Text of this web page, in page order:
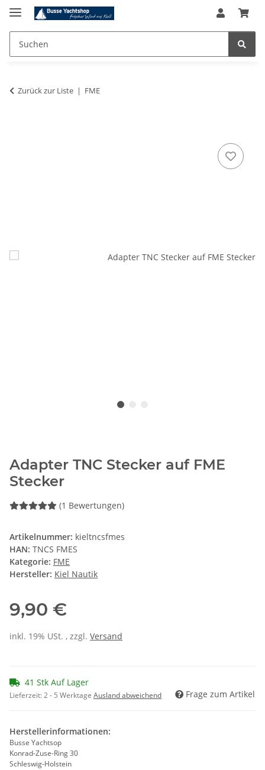
Zurück zur Liste FME
Adapter TNC Stecker auf FME
Stecker
(1 Bewertungen)
Artikelnummer: kieltncsfmes
HAN: TNCS FMES
Kategorie: FME
Hersteller: Kiel Nautik
9,90 €
inkl. 19% USt. , zzgl. Versand
41 Stk Auf Lager
Lieferzeit:2 - 5 Werktage Ausland abweichend Frage zum Artikel
Herstellerinformationen:
Busse Yachtsop
Konrad-Zuse-Ring 30
Schleswig-Holstein